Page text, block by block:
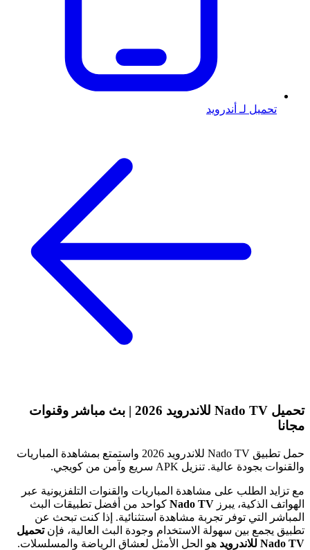
تحميل لـ أندرويد
تحميل Nado TV للاندرويد 2026 | بث مباشر وقنوات
مجانا
حمل تطبيق Nado TV للاندرويد 2026 واستمتع بمشاهدة المباريات
والقنوات بجودة عالية. تنزيل APK سريع وآمن من كويجي.
مع تزايد الطلب على مشاهدة المباريات والقنوات التلفزيونية عبر
الهواتف الذكية، يبرز Nado TV كواحد من أفضل تطبيقات البث
المباشر التي توفر تجربة مشاهدة استثنائية. إذا كنت تبحث عن
تطبيق يجمع بين سهولة الاستخدام وجودة البث العالية، فإنتحميل
Nado TV للاندرويد
هو الحل الأمثل لعشاق الرياضة والمسلسلات.